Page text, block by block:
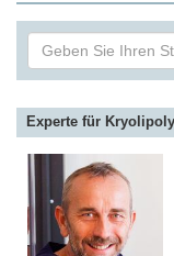
Experte für